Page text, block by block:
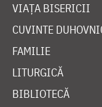
VIAȚA BISERICII
CUVINTE
FAMILIE
LITURGICĂ
BIBLIOTECĂ